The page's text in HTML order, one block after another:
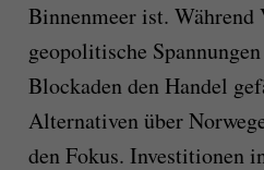
Binnenmeer ist. Während
geopolitische
Blockaden den Handel
Alternativen über
den Fokus. Investitionen